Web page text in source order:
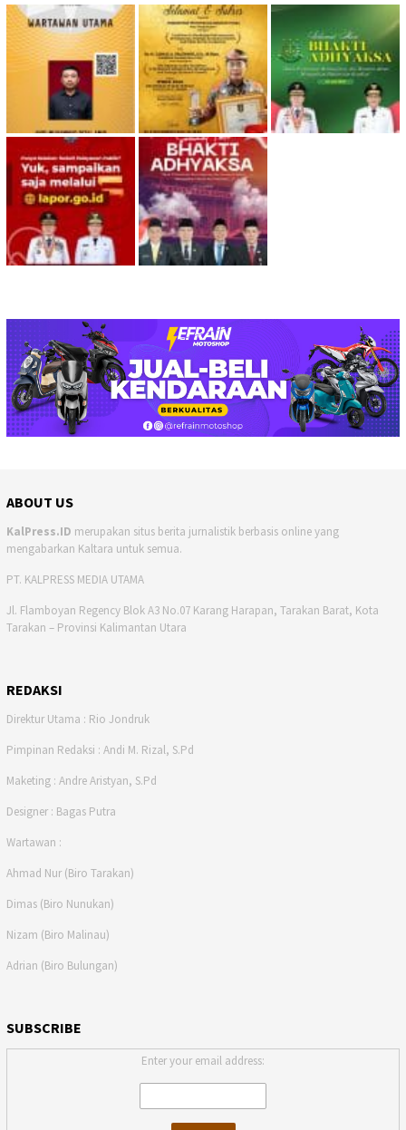
ABOUT US
KalPress.ID merupakan situs berita jurnalistik berbasis online yang
mengabarkan Kaltara untuk semua.
PT. KALPRESS MEDIA UTAMA
Jl. Flamboyan Regency Blok A3 No.07 Karang Harapan, Tarakan Barat, Kota
Tarakan – Provinsi Kalimantan Utara
REDAKSI
Direktur Utama : Rio Jondruk
Pimpinan Redaksi : Andi M. Rizal, S.Pd
Maketing : Andre Aristyan, S.Pd
Designer : Bagas Putra
Wartawan :
Ahmad Nur (Biro Tarakan)
Dimas (Biro Nunukan)
Nizam (Biro Malinau)
Adrian (Biro Bulungan)
SUBSCRIBE
Enter your email address: